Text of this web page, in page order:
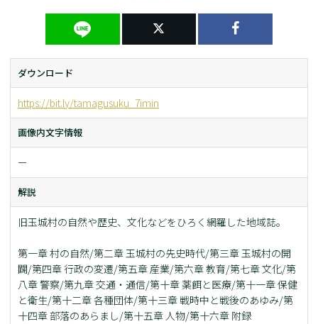
ダウンロード
https://bit.ly/tamagusuku_7imin
画像内文字情報
ー
解説
旧玉城村の自然や歴史、文化などをひろく網羅した地域誌。
第一章 村の自然/第二章 玉城村の先史時代/第三章 玉城村の開
闢/第四章 行政の変遷/第五章 産業/第六章 教育/第七章 文化/第
八章 警察/第九章 交通・通信/第十章 薬餌と医療/第十一章 保健
と衛生/第十二章 各種団体/第十三章 戦時中と戦後のあゆみ/第
十四章 部落のあらまし/第十五章 人物/第十六章 附録